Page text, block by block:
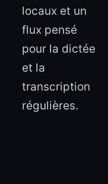
locaux et un
flux pensé
pour la dictée
et la
transcription
régulières.